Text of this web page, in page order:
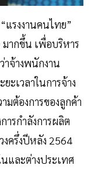
แรงงานคนไทย”
มากขึ้น เพื่อบริหาร
าจ้างพนักงาน
ะเวลาในการจ้าง
มต้องการของลูกค้า
ารกำลังการผลิต
งครึ่งปีหลัง 2564
และต่างประเทศ